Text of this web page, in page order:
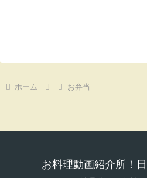
ホーム お弁当
お料理動画紹介所！